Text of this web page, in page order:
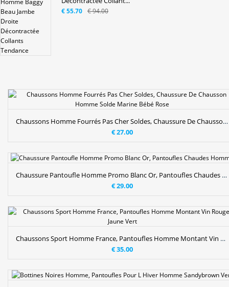
€ 94.00
€ 55.70
Chaussons Homme Fourrés Pas Cher Soldes, Chaussure De Chausson Homme Solde Marine Bébé Rose
€ 27.00
Chaussure Pantoufle Homme Promo Blanc Or, Pantoufles Chaudes Homme
€ 29.00
Chaussons Sport Homme France, Pantoufles Homme Montant Vin Rouge Jaune Vert
€ 35.00